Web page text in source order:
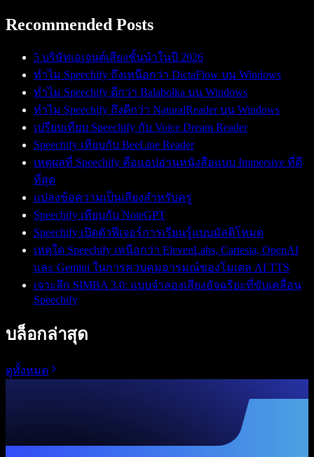
Recommended Posts
5 บริษัทเอเจนต์เสียงชั้นนำในปี 2026
ทำไม Speechify ถึงเหนือกว่า DictaFlow บน Windows
ทำไม Speechify ดีกว่า Balabolka บน Windows
ทำไม Speechify ถึงดีกว่า NaturalReader บน Windows
เปรียบเทียบ Speechify กับ Voice Dream Reader
Speechify เทียบกับ BeeLine Reader
เหตุผลที่ Speechify คือแอปอ่านหนังสือแบบ Immersive ที่ดี
ที่สุด
แปลงข้อความเป็นเสียงสำหรับครู
Speechify เทียบกับ NoteGPT
Speechify เปิดตัวฟีเจอร์การเรียนรู้แบบมัลติโหมด
เหตุใด Speechify เหนือกว่า ElevenLabs, Cartesia, OpenAI
และ Gemini ในการควบคุมอารมณ์ของโมเดล AI TTS
เจาะลึก SIMBA 3.0: แบบจำลองเสียงอัจฉริยะที่ขับเคลื่อน
Speechify
บล็อกล่าสุด
ดูทั้งหมด